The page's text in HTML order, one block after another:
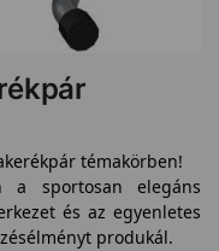
témakörben!
a sportosan elegáns
és az egyenletes
produkál.